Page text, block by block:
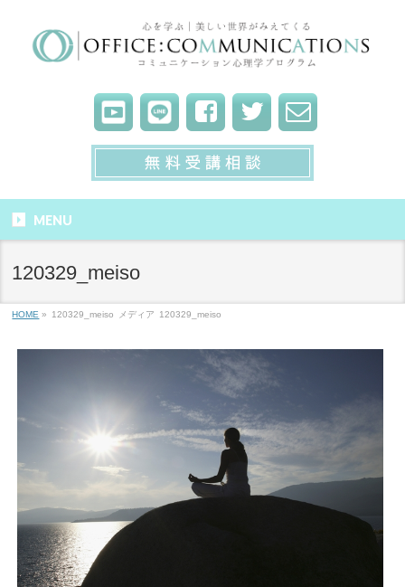
MENU
120329_meiso
HOME » 120329_meiso メディア 120329_meiso